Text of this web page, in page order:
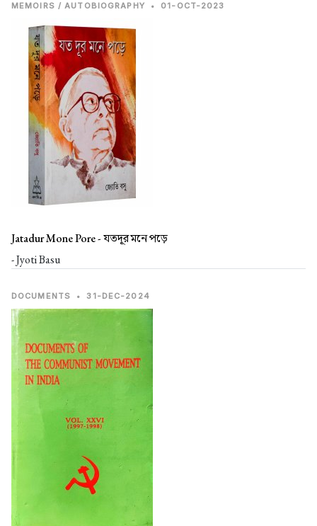
MEMOIRS / AUTOBIOGRAPHY • 01-OCT-2023
Jatadur Mone Pore -যতদূর মনে পড়ে
- Jyoti Basu
DOCUMENTS • 31-DEC-2024